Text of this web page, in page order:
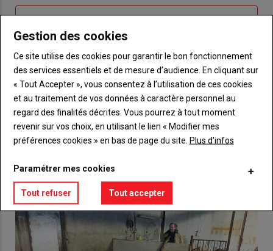
titre
TITRE CRÉEZ UN COMPTE
BodyChoisissez votre formule et créez votre
compte pour accéder à tout {nom-site}.
Lien Créez un compte
Gestion des cookies
Ce site utilise des cookies pour garantir le bon fonctionnement
des services essentiels et de mesure d’audience. En cliquant sur
« Tout Accepter », vous consentez à l’utilisation de ces cookies
et au traitement de vos données à caractère personnel au
regard des finalités décrites. Vous pourrez à tout moment
revenir sur vos choix, en utilisant le lien « Modifier mes
préférences cookies » en bas de page du site. Plus d'infos
Paramétrer mes cookies
Tout refuser Tout accepter